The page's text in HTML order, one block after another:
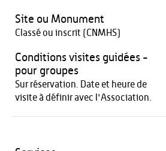
Site ou Monument
Classé ou inscrit (CNMHS)
Conditions visites guidées -
pour groupes
Sur réservation. Date et heure de
visite à définir avec l'Association.